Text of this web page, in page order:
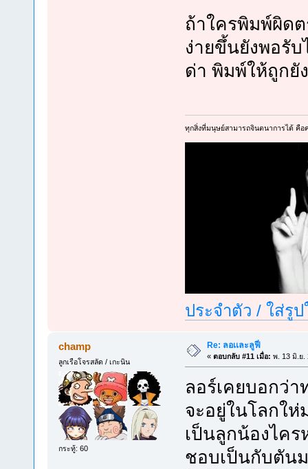
ถ้าใครพิมพ์ผิด
ง่ายขึ้นยังพอรั
ด่า พิมพ์ให้ถูกยั
ทุกสิ่งที่มนุษย์สามารถจินตนาการได้ คื
ประจำตัว / ใส่รู
champ
ลูกเรือโจรสลัด / เกะนิน
กระทู้: 60
Re: ลอเเละลูฟี่
« ตอบกลับ #11 เมื่อ: พ. 13 มิ.ย.
ลอร์เคยบอกว่า
จะอยู่ในโลกใ
เป็นลูกน้องไค
ชอบเป็นกับตัน